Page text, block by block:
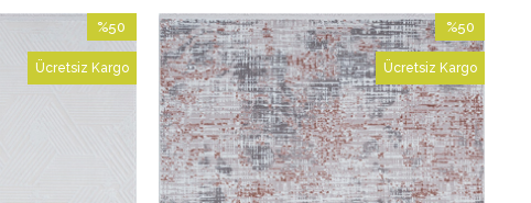
%50
İndirim
%50İndirim
Ücretsiz Kargo
%50
İndirim
%50İndirim
Ücretsiz Kargo